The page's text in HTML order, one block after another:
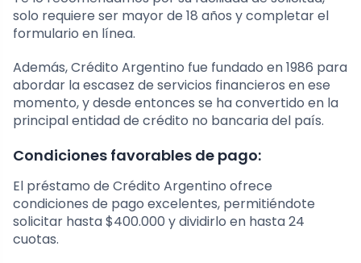
solo requiere ser mayor de 18 años y completar el
formulario en línea.
Además, Crédito Argentino fue fundado en 1986 para
abordar la escasez de servicios financieros en ese
momento, y desde entonces se ha convertido en la
principal entidad de crédito no bancaria del país.
Condiciones favorables de pago:
El préstamo de Crédito Argentino ofrece
condiciones de pago excelentes, permitiéndote
solicitar hasta $400.000 y dividirlo en hasta 24
cuotas.